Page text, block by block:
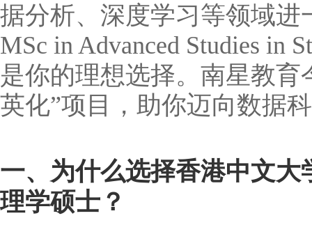
据分析、深度学习等领域
MSc in Advanced Studies in
是你的理想选择。南星教
英化”项目，助你迈向数据
一、为什么选择香港中文
理学硕士？